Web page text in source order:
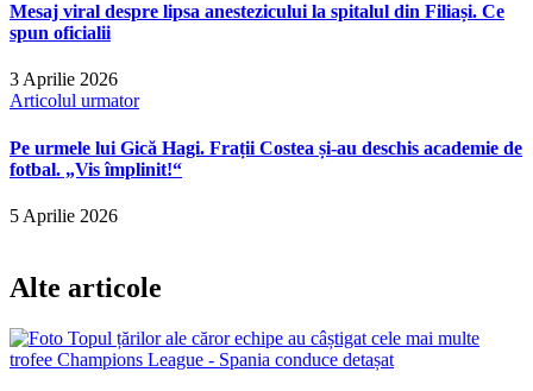
Mesaj viral despre lipsa anestezicului la spitalul din Filiași. Ce
spun oficialii
3 Aprilie 2026
Articolul urmator
Pe urmele lui Gică Hagi. Frații Costea și-au deschis academie de
fotbal. „Vis împlinit!“
5 Aprilie 2026
Alte articole